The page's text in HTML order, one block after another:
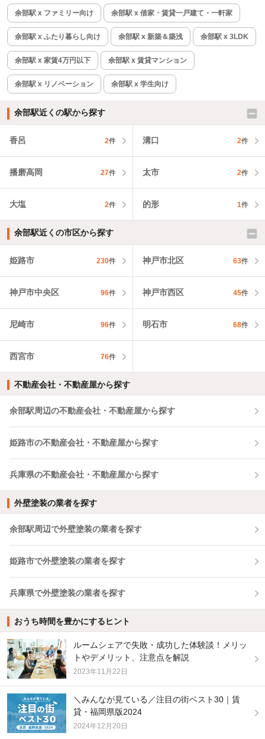
余部駅 x ファミリー向け 余部駅 x 借家・賃貸一戸建て・一軒家
余部駅 x ふたり暮らし向け 余部駅 x 新築＆築浅 余部駅 x 3LDK
余部駅 x 家賃4万円以下 余部駅 x 賃貸マンション
余部駅 x リノベーション 余部駅 x 学生向け
余部駅近くの駅から探す
香呂 2件 溝口 2件
播磨高岡 27件 太市 2件
大塩 2件 的形 1件
余部駅近くの市区から探す
姫路市 230件 神戸市北区 63件
神戸市中央区 96件 神戸市西区 45件
尼崎市 96件 明石市 68件
西宮市 76件
不動産会社・不動産屋から探す
余部駅周辺の不動産会社・不動産屋から探す
姫路市の不動産会社・不動産屋から探す
兵庫県の不動産会社・不動産屋から探す
外壁塗装の業者を探す
余部駅周辺で外壁塗装の業者を探す
姫路市で外壁塗装の業者を探す
兵庫県で外壁塗装の業者を探す
おうち時間を豊かにするヒント
ルームシェアで失敗・成功した体験談！メリッ
トやデメリット、注意点を解説
2023年11月22日
＼みんなが見ている／注目の街ベスト30｜賃
貸・福岡県版2024
2024年12月20日